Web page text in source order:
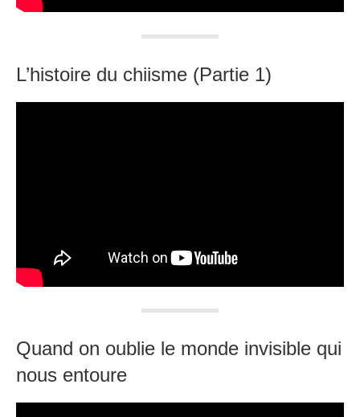
L’histoire du chiisme (Partie 1)
Quand on oublie le monde invisible qui
nous entoure